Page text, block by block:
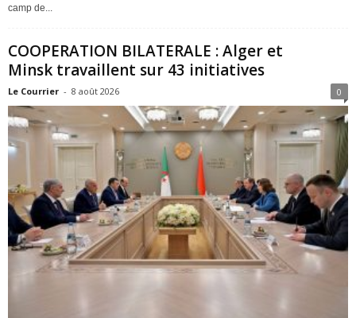
camp de...
COOPERATION BILATERALE : Alger et
Minsk travaillent sur 43 initiatives
Le Courrier - 8 août 2026 0